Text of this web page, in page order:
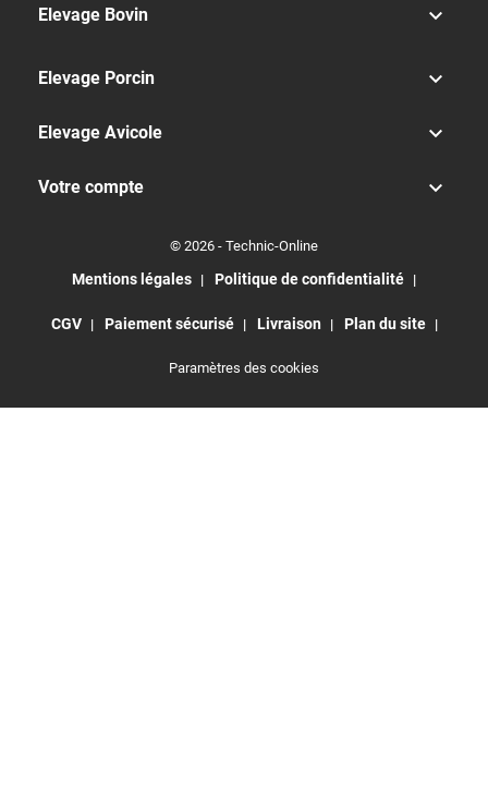
Elevage Bovin 
Elevage Porcin 
Elevage Avicole 
Votre compte 
© 2026 - Technic-Online
Mentions légales Politique de confidentialité
CGV Paiement sécurisé Livraison Plan du site
Paramètres des cookies